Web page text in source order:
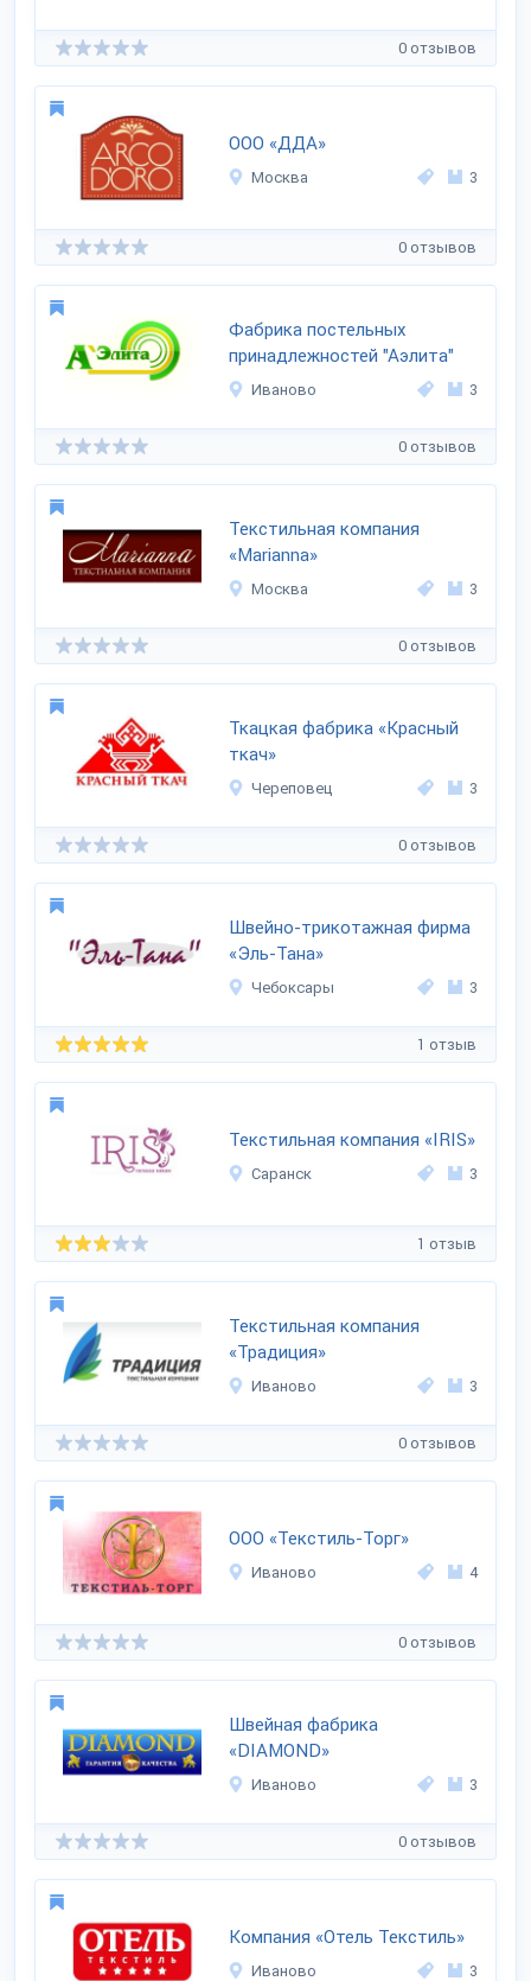
0 отзывов
ООО «ДДА»
Москва 3
0 отзывов
Фабрика постельных
принадлежностей "Аэлита"
Иваново 3
0 отзывов
Текстильная компания
«Marianna»
Москва 3
0 отзывов
Ткацкая фабрика «Красный
ткач»
Череповец 3
0 отзывов
Швейно-трикотажная фирма
«Эль-Тана»
Чебоксары 3
1 отзыв
Текстильная компания «IRIS»
Саранск 3
1 отзыв
Текстильная компания
«Традиция»
Иваново 3
0 отзывов
ООО «Текстиль-Торг»
Иваново 4
0 отзывов
Швейная фабрика
«DIAMOND»
Иваново 3
0 отзывов
Компания «Отель Текстиль»
Иваново 3